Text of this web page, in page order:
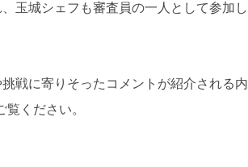
玉城シェフも審査員の一人として参加し
戦に寄りそったコメントが紹介される内
ください。